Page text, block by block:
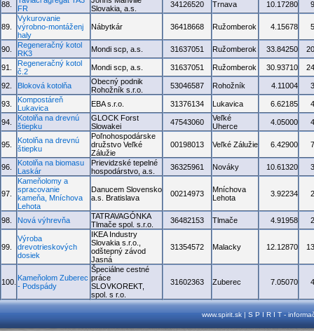
88.
FR
Slovakia, a.s.
34126520 Trnava 10.17280
89.
Vykurovanie
výrobno-montáženj
haly
Nábytkár 36418668 Ružomberok 4.15678
90.
Regeneračný kotol
RK3
Mondi scp, a.s. 31637051 Ružomberok 33.84250
91.
Regeneračný kotol
č.2
Mondi scp, a.s. 31637051 Ružomberok 30.93710
92. Bloková kotolňa
Obecný podnik
Rohožník s.r.o.
53046587 Rohožník 4.11004
93.
Kompostáreň
Lukavica
EBA s.r.o. 31376134 Lukavica 6.62185
94.
Kotolňa na drevnú
štiepku
GLOCK Forst
Slowakei
47543060
Veľké
Uherce
4.05000
95.
Kotolňa na drevnú
štiepku
Poľnohospodárske
družstvo Veľké
Zálužie
00198013 Veľké Zálužie 6.42900
96.
Kotolňa na biomasu
Laskár
Prievidzské tepelné
hospodárstvo, a.s.
36325961 Nováky 10.61320
97.
Kameňolomy a
spracovanie
kameňa, Mníchova
Lehota
Danucem Slovensko
a.s. Bratislava
00214973
Mníchova
Lehota
3.92234
98. Nová výhrevňa
TATRAVAGÓNKA
Tlmače spol. s.r.o.
36482153 Tlmače 4.91958
99.
Výroba
drevotrieskových
dosiek
IKEA Industry
Slovakia s.r.o.,
odštepný závod
Jasná
31354572 Malacky 12.12870
100. Kameňolom Zuberec
- Podspády
Špeciálne cestné
práce
SLOVKOREKT,
spol. s r.o.
31602363 Zuberec 7.05070
www.spirit.sk | S P I R I T -